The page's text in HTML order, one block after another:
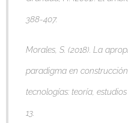
388-407.
Morales, S. (2018). La
paradigma en
tecnologías: teoría,
13.